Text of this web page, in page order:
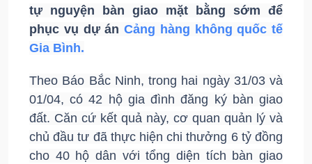
tự nguyện bàn giao mặt bằng sớm để
phục vụ dự án Cảng hàng không quốc tế
Gia Bình.
Theo Báo Bắc Ninh, trong hai ngày 31/03 và
01/04, có 42 hộ gia đình đăng ký bàn giao
đất. Căn cứ kết quả này, cơ quan quản lý và
chủ đầu tư đã thực hiện chi thưởng 6 tỷ đồng
cho 40 hộ dân với tổng diện tích bàn giao